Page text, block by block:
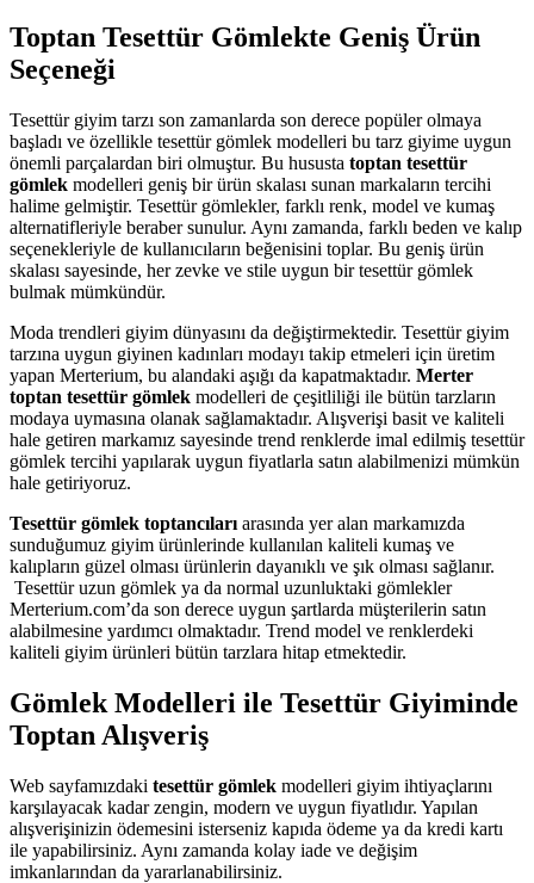
Toptan Tesettür Gömlekte Geniş Ürün
Seçeneği
Tesettür giyim tarzı son zamanlarda son derece popüler olmaya
başladı ve özellikle tesettür gömlek modelleri bu tarz giyime uygun
önemli parçalardan biri olmuştur. Bu hususta toptan tesettür
gömlek modelleri geniş bir ürün skalası sunan markaların tercihi
halime gelmiştir. Tesettür gömlekler, farklı renk, model ve kumaş
alternatifleriyle beraber sunulur. Aynı zamanda, farklı beden ve kalıp
seçenekleriyle de kullanıcıların beğenisini toplar. Bu geniş ürün
skalası sayesinde, her zevke ve stile uygun bir tesettür gömlek
bulmak mümkündür.
Moda trendleri giyim dünyasını da değiştirmektedir. Tesettür giyim
tarzına uygun giyinen kadınları modayı takip etmeleri için üretim
yapan Merterium, bu alandaki aşığı da kapatmaktadır. Merter
toptan tesettür gömlek modelleri de çeşitliliği ile bütün tarzların
modaya uymasına olanak sağlamaktadır. Alışverişi basit ve kaliteli
hale getiren markamız sayesinde trend renklerde imal edilmiş tesettür
gömlek tercihi yapılarak uygun fiyatlarla satın alabilmenizi mümkün
hale getiriyoruz.
Tesettür gömlek toptancıları arasında yer alan markamızda
sunduğumuz giyim ürünlerinde kullanılan kaliteli kumaş ve
kalıpların güzel olması ürünlerin dayanıklı ve şık olması sağlanır.
Tesettür uzun gömlek ya da normal uzunluktaki gömlekler
Merterium.com’da son derece uygun şartlarda müşterilerin satın
alabilmesine yardımcı olmaktadır. Trend model ve renklerdeki
kaliteli giyim ürünleri bütün tarzlara hitap etmektedir.
Gömlek Modelleri ile Tesettür Giyiminde
Toptan Alışveriş
Web sayfamızdaki tesettür gömlek modelleri giyim ihtiyaçlarını
karşılayacak kadar zengin, modern ve uygun fiyatlıdır. Yapılan
alışverişinizin ödemesini isterseniz kapıda ödeme ya da kredi kartı
ile yapabilirsiniz. Aynı zamanda kolay iade ve değişim
imkanlarından da yararlanabilirsiniz.